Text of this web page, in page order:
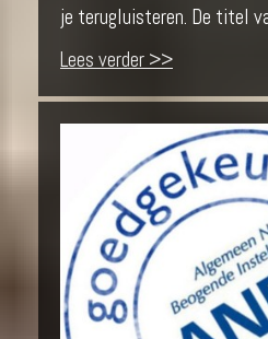
je terugluisteren. De titel
Lees verder >>